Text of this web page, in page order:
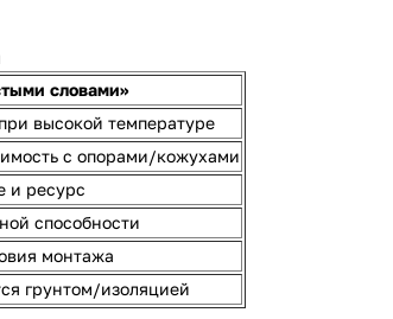
словами»
высокой температуре
с опорами/кожухами
и ресурс
способности
монтажа
грунтом/изоляцией